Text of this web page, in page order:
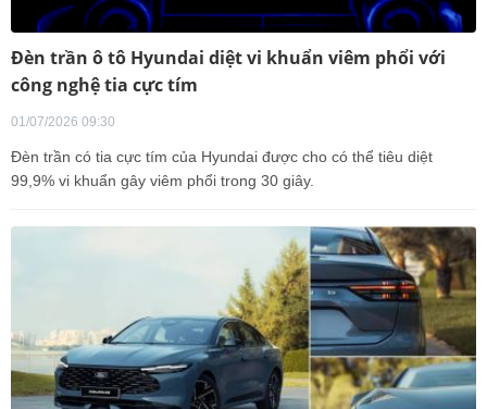
Đèn trần ô tô Hyundai diệt vi khuẩn viêm phổi với
công nghệ tia cực tím
01/07/2026 09:30
Đèn trần có tia cực tím của Hyundai được cho có thể tiêu diệt
99,9% vi khuẩn gây viêm phổi trong 30 giây.